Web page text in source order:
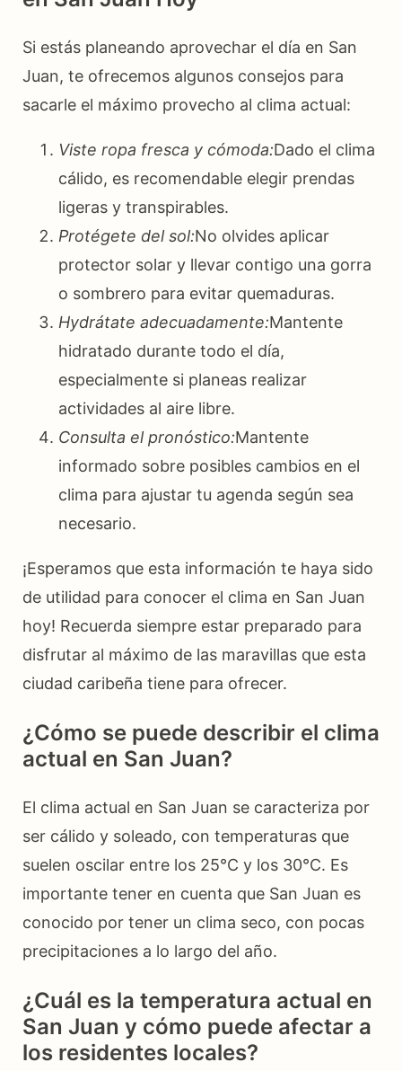
Si estás planeando aprovechar el día en San
Juan, te ofrecemos algunos consejos para
sacarle el máximo provecho al clima actual:
Viste ropa fresca y cómoda:Dado el clima
cálido, es recomendable elegir prendas
ligeras y transpirables.
Protégete del sol:No olvides aplicar
protector solar y llevar contigo una gorra
o sombrero para evitar quemaduras.
Hydrátate adecuadamente:Mantente
hidratado durante todo el día,
especialmente si planeas realizar
actividades al aire libre.
Consulta el pronóstico:Mantente
informado sobre posibles cambios en el
clima para ajustar tu agenda según sea
necesario.
¡Esperamos que esta información te haya sido
de utilidad para conocer el clima en San Juan
hoy! Recuerda siempre estar preparado para
disfrutar al máximo de las maravillas que esta
ciudad caribeña tiene para ofrecer.
¿Cómo se puede describir el clima
actual en San Juan?
El clima actual en San Juan se caracteriza por
ser cálido y soleado, con temperaturas que
suelen oscilar entre los 25°C y los 30°C. Es
importante tener en cuenta que San Juan es
conocido por tener un clima seco, con pocas
precipitaciones a lo largo del año.
¿Cuál es la temperatura actual en
San Juan y cómo puede afectar a
los residentes locales?